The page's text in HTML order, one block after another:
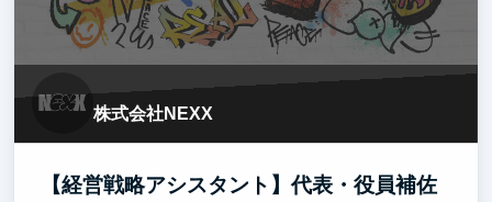
株式会社NEXX
【経営戦略アシスタント】代表・役員補佐